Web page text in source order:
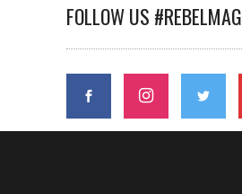
FOLLOW US #REBELMAG